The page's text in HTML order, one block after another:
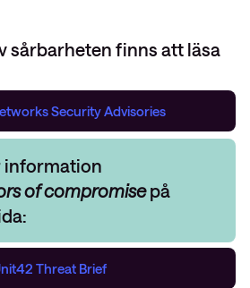
sårbarheten finns att läsa
Security Advisories
information
of compromisepå
Threat Brief